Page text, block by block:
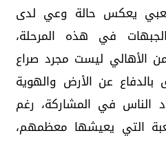
يعكس حالة وعي لدى
في هذه المرحلة،
الأهالي ليست مجرد صراع
عن الأرض والهوية
الناس في المشاركة، رغم
التي يعيشها معظمهم،